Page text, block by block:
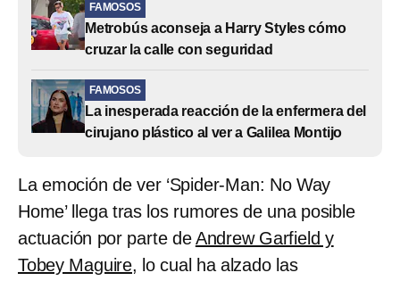
FAMOSOS
Metrobús aconseja a Harry Styles cómo
cruzar la calle con seguridad
FAMOSOS
La inesperada reacción de la enfermera del
cirujano plástico al ver a Galilea Montijo
La emoción de ver ‘Spider-Man: No Way
Home’ llega tras los rumores de una posible
actuación por parte deAndrew Garfield y
Tobey Maguire, lo cual ha alzado las